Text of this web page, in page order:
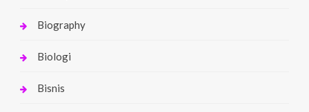
Biography
Biologi
Bisnis